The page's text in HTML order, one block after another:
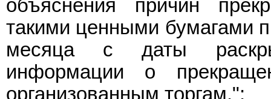
объяснения причин
такими ценными бумагами
месяца с даты
информации о
организованным торгам.";